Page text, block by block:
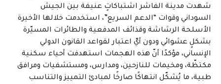
شهدت مدينة الفاشر اشتباكاتٍ عنيفة بين الجيش
السوداني وقوات “الدعم السريع”، استخدمت خلالها الأخيرة
الأسلحة الرشاشة وقذائف المدفعية والطائرات المسيّرة
بشكلٍ عشوائي ودون أيّ اعتبار لقواعد القانون الدولي
الإنساني، مؤكدًا أنّ هذه الهجمات استهدفت أحياء سكنية
مكتظّة، ومخيمات للنازحين، ومدارس، ومستشفيات ومرافق
طبية، ما يُشكّل انتهاكًا صارخًا لمبادئ التمييز والتناسب